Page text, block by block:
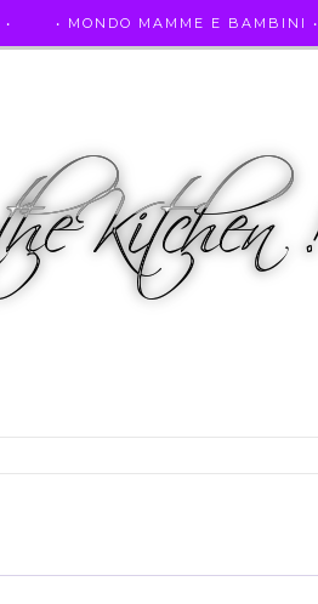
• MONDO MAMME E BAMBINI •